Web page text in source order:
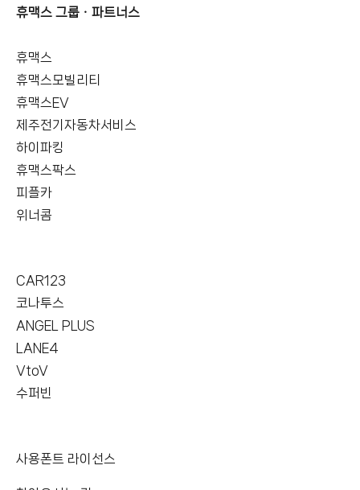
휴맥스 그룹ㆍ파트너스
휴맥스
휴맥스모빌리티
휴맥스EV
제주전기자동차서비스
하이파킹
휴맥스팍스
피플카
위너콤
CAR123
코나투스
ANGEL PLUS
LANE4
VtoV
수퍼빈
사용폰트 라이선스